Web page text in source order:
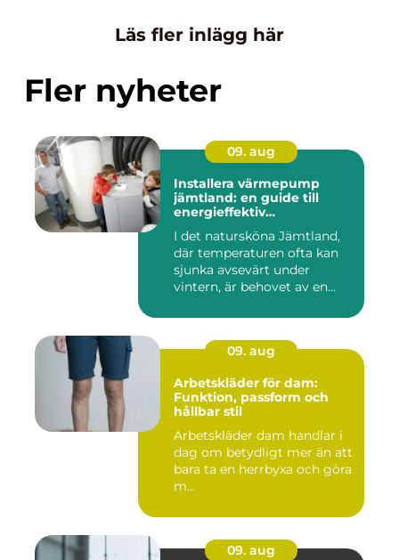
Läs fler inlägg här
Fler nyheter
09. aug
Installera värmepump
jämtland: en guide till
energieffektiv
I det natursköna Jämtland,
där temperaturen ofta kan
sjunka avsevärt under
vintern, är behovet av en...
09. aug
Arbetskläder för dam:
Funktion, passform och
hållbar stil
Arbetskläder dam handlar i
dag om betydligt mer än att
bara ta en herrbyxa och göra
m...
09. aug